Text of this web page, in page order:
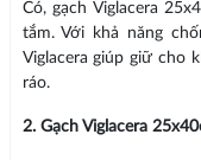
Có, gạch Viglacera
tắm. Với khả năng
Viglacera giúp giữ cho
ráo.
2. Gạch Viglacera